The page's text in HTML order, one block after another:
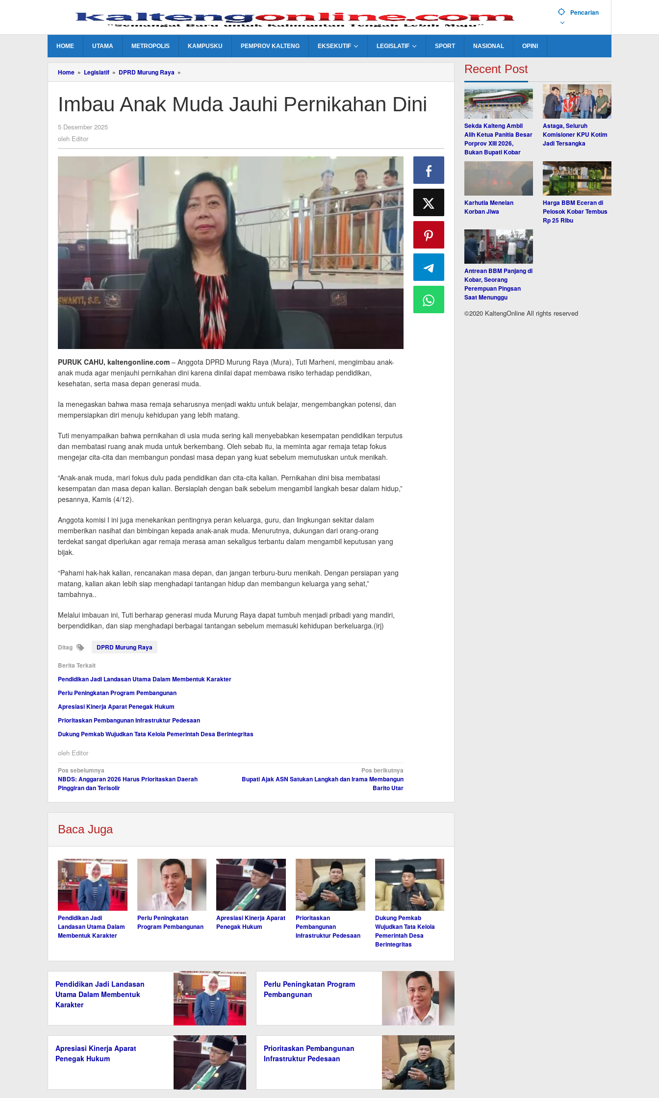
Pencarian
HOME UTAMA METROPOLIS KAMPUSKU PEMPROV KALTENG EKSEKUTIF LEGISLATIF SPORT NASIONAL OPINI
Home » Legislatif » DPRD Murung Raya »
Anak
Jauhi
Pernikahan
Imbau Anak Muda Jauhi Pernikahan Dini
5 Desember 2025
oleh Editor
PURUK CAHU, kaltengonline.com – Anggota DPRD Murung Raya (Mura), Tuti Marheni, mengimbau anak-
anak muda agar menjauhi pernikahan dini karena dinilai dapat membawa risiko terhadap pendidikan,
kesehatan, serta masa depan generasi muda.
Ia menegaskan bahwa masa remaja seharusnya menjadi waktu untuk belajar, mengembangkan potensi, dan
mempersiapkan diri menuju kehidupan yang lebih matang.
Tuti menyampaikan bahwa pernikahan di usia muda sering kali menyebabkan kesempatan pendidikan terputus
dan membatasi ruang anak muda untuk berkembang. Oleh sebab itu, ia meminta agar remaja tetap fokus
mengejar cita-cita dan membangun pondasi masa depan yang kuat sebelum memutuskan untuk menikah.
“Anak-anak muda, mari fokus dulu pada pendidikan dan cita-cita kalian. Pernikahan dini bisa membatasi
kesempatan dan masa depan kalian. Bersiaplah dengan baik sebelum mengambil langkah besar dalam hidup,”
pesannya, Kamis (4/12).
Anggota komisi I ini juga menekankan pentingnya peran keluarga, guru, dan lingkungan sekitar dalam
memberikan nasihat dan bimbingan kepada anak-anak muda. Menurutnya, dukungan dari orang-orang
terdekat sangat diperlukan agar remaja merasa aman sekaligus terbantu dalam mengambil keputusan yang
bijak.
“Pahami hak-hak kalian, rencanakan masa depan, dan jangan terburu-buru menikah. Dengan persiapan yang
matang, kalian akan lebih siap menghadapi tantangan hidup dan membangun keluarga yang sehat,”
tambahnya..
Melalui imbauan ini, Tuti berharap generasi muda Murung Raya dapat tumbuh menjadi pribadi yang mandiri,
berpendidikan, dan siap menghadapi berbagai tantangan sebelum memasuki kehidupan berkeluarga.(irj)
Ditag DPRD Murung Raya
Berita Terkait
Pendidikan Jadi Landasan Utama Dalam Membentuk Karakter
Perlu Peningkatan Program Pembangunan
Apresiasi Kinerja Aparat Penegak Hukum
Prioritaskan Pembangunan Infrastruktur Pedesaan
Dukung Pemkab Wujudkan Tata Kelola Pemerintah Desa Berintegritas
oleh Editor
Navigasi
pos
Pos sebelumnya
NBDS: Anggaran 2026 Harus Prioritaskan Daerah
Pinggiran dan Terisolir
Pos berikutnya
Bupati Ajak ASN Satukan Langkah dan Irama Membangun
Barito Utar
Baca Juga
Pendidikan Jadi
Landasan Utama Dalam
Membentuk Karakter
Perlu Peningkatan
Program Pembangunan
Apresiasi Kinerja Aparat
Penegak Hukum
Prioritaskan
Pembangunan
Infrastruktur Pedesaan
Dukung Pemkab
Wujudkan Tata Kelola
Pemerintah Desa
Berintegritas
Pendidikan Jadi Landasan
Utama Dalam Membentuk
Karakter
Perlu Peningkatan Program
Pembangunan
Apresiasi Kinerja Aparat
Penegak Hukum
Prioritaskan Pembangunan
Infrastruktur Pedesaan
Recent Post
Sekda Kalteng Ambil
Alih Ketua Panitia Besar
Porprov XIII 2026,
Bukan Bupati Kobar
Astaga, Seluruh
Komisioner KPU Kotim
Jadi Tersangka
Karhutla Menelan
Korban Jiwa
Harga BBM Eceran di
Pelosok Kobar Tembus
Rp 25 Ribu
Antrean BBM Panjang di
Kobar, Seorang
Perempuan Pingsan
Saat Menunggu
©2020 KaltengOnline All rights reserved